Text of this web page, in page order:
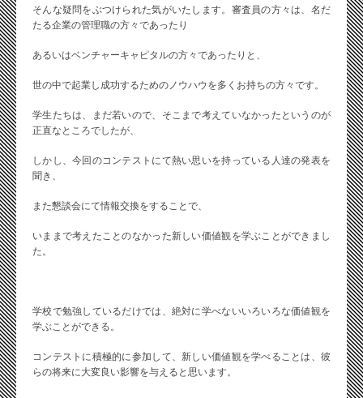
そんな疑問をぶつけられた気がいたします。審査員の方々は、名だ
たる企業の管理職の方々であったり
あるいはベンチャーキャピタルの方々であったりと、
世の中で起業し成功するためのノウハウを多くお持ちの方々です。
学生たちは、まだ若いので、そこまで考えていなかったというのが
正直なところでしたが、
しかし、今回のコンテストにて熱い思いを持っている人達の発表を
聞き、
また懇談会にて情報交換をすることで、
いままで考えたことのなかった新しい価値観を学ぶことができまし
た。
学校で勉強しているだけでは、絶対に学べないいろいろな価値観を
学ぶことができる。
コンテストに積極的に参加して、新しい価値観を学べることは、彼
らの将来に大変良い影響を与えると思います。